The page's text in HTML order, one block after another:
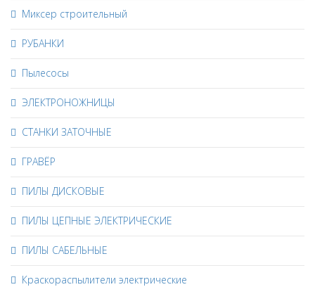
Миксер строительный
РУБАНКИ
Пылесосы
ЭЛЕКТРОНОЖНИЦЫ
СТАНКИ ЗАТОЧНЫЕ
ГРАВЁР
ПИЛЫ ДИСКОВЫЕ
ПИЛЫ ЦЕПНЫЕ ЭЛЕКТРИЧЕСКИЕ
ПИЛЫ САБЕЛЬНЫЕ
Краскораспылители электрические